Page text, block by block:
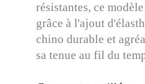
résistantes, ce
grâce à l'ajout
chino durable et
sa tenue au fil du